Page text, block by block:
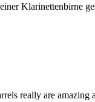
Klarinettenbirne
really are amazing